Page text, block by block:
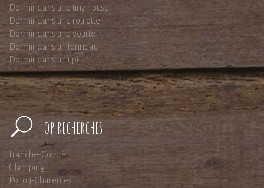
Dormir dans une tiny house
Dormir dans une roulotte
Dormir dans une yourte
Dormir dans un tonneau
Dormir dans un tipi
Top recherches
Franche-Comté
Glamping
Poitou-Charentes